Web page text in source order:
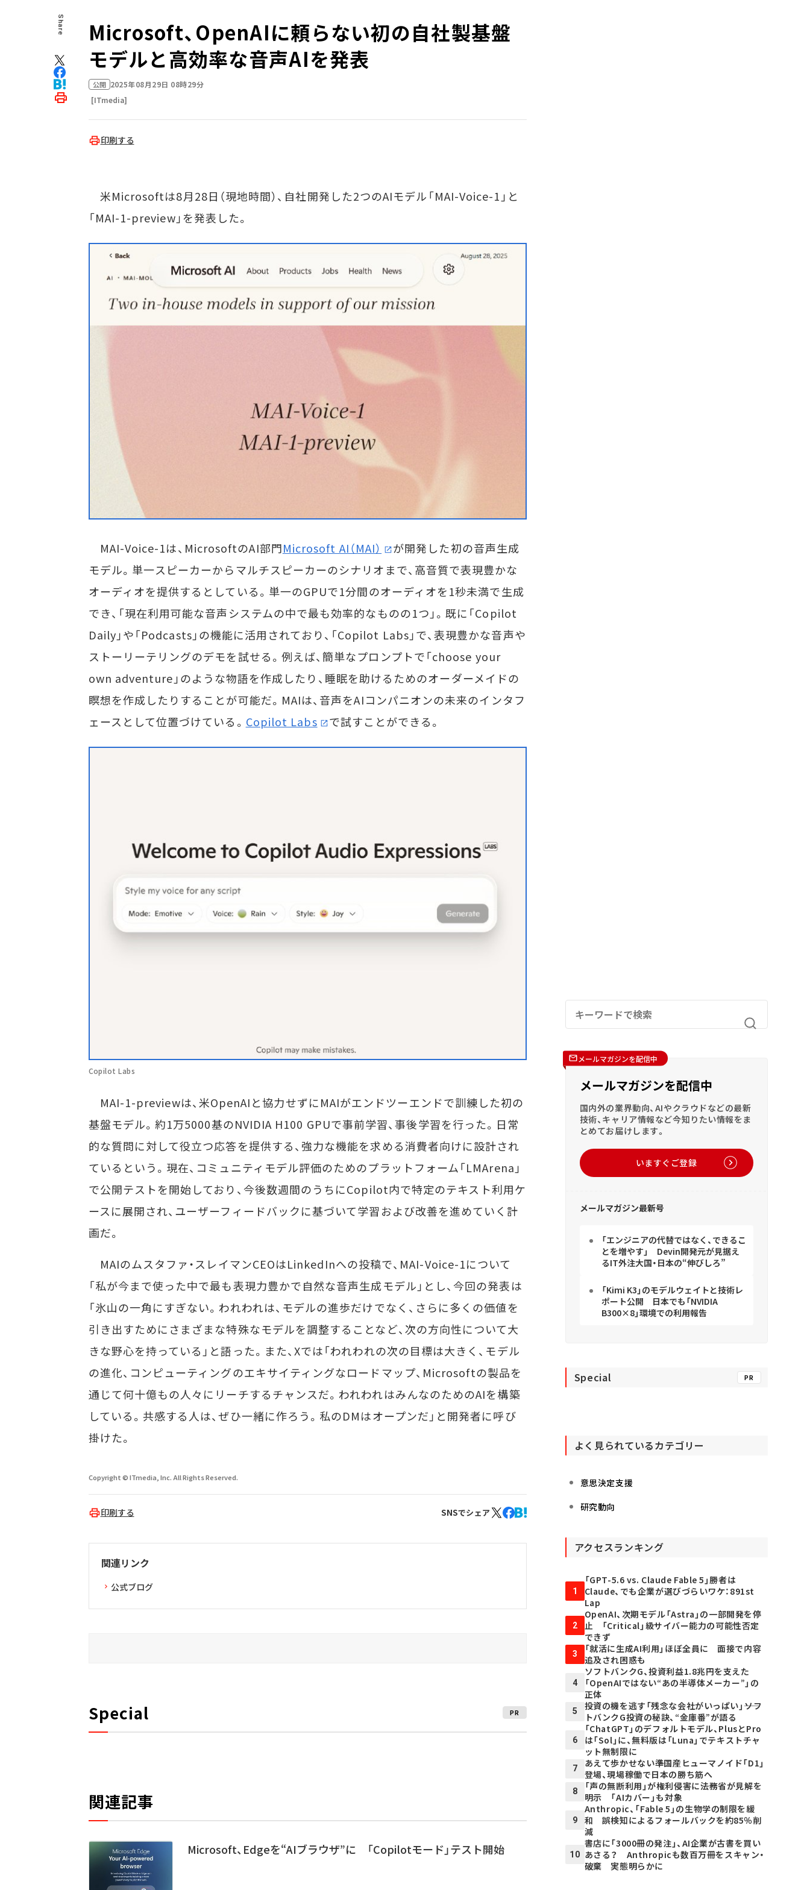
Share
Microsoft、OpenAIに頼らない初の自社製基盤
モデルと高効率な音声AIを発表
公開 2025年08月29日 08時29分
[ITmedia]
印刷する
米Microsoftは8月28日（現地時間）、自社開発した2つのAIモデル「MAI-Voice-1」と
「MAI-1-preview」を発表した。
MAI-Voice-1は、MicrosoftのAI部門Microsoft AI（MAI）
が開発した初の音声生成
モデル。単一スピーカーからマルチスピーカーのシナリオまで、高音質で表現豊かな
オーディオを提供するとしている。単一のGPUで1分間のオーディオを1秒未満で生成
でき、「現在利用可能な音声システムの中で最も効率的なものの1つ」。既に「Copilot
Daily」や「Podcasts」の機能に活用されており、「Copilot Labs」で、表現豊かな音声や
ストーリーテリングのデモを試せる。例えば、簡単なプロンプトで「choose your
own adventure」のような物語を作成したり、睡眠を助けるためのオーダーメイドの
瞑想を作成したりすることが可能だ。MAIは、音声をAIコンパニオンの未来のインタフ
ェースとして位置づけている。 Copilot Labs で試すことができる。
Copilot Labs
MAI-1-previewは、米OpenAIと協力せずにMAIがエンドツーエンドで訓練した初の
基盤モデル。約1万5000基のNVIDIA H100 GPUで事前学習、事後学習を行った。日常
的な質問に対して役立つ応答を提供する、強力な機能を求める消費者向けに設計され
ているという。現在、コミュニティモデル評価のためのプラットフォーム「LMArena」
で公開テストを開始しており、今後数週間のうちにCopilot内で特定のテキスト利用ケ
ースに展開され、ユーザーフィードバックに基づいて学習および改善を進めていく計
画だ。
MAIのムスタファ・スレイマンCEOはLinkedInへの投稿で、MAI-Voice-1について
「私が今まで使った中で最も表現力豊かで自然な音声生成モデル」とし、今回の発表は
「氷山の一角にすぎない。われわれは、モデルの進歩だけでなく、さらに多くの価値を
引き出すためにさまざまな特殊なモデルを調整することなど、次の方向性について大
きな野心を持っている」と語った。また、Xでは「われわれの次の目標は大きく、モデル
の進化、コンピューティングのエキサイティングなロードマップ、Microsoftの製品を
通じて何十億もの人々にリーチするチャンスだ。われわれはみんなのためのAIを構築
している。共感する人は、ぜひ一緒に作ろう。私のDMはオープンだ」と開発者に呼び
掛けた。
Copyright © ITmedia, Inc. All Rights Reserved.
印刷する SNSでシェア
関連リンク
公式ブログ
Special PR
関連記事
Microsoft、Edgeを“AIブラウザ”に 「Copilotモード」テスト開始
メールマガジンを配信中
メールマガジンを配信中
国内外の業界動向、AIやクラウドなどの最新
技術、キャリア情報など今知りたい情報をま
とめてお届けします。
いますぐご登録
メールマガジン最新号
「エンジニアの代替ではなく、できるこ
とを増やす」 Devin開発元が見据え
るIT外注大国・日本の“伸びしろ”
「Kimi K3」のモデルウェイトと技術レ
ポート公開 日本でも「NVIDIA
B300×8」環境での利用報告
Special PR
よく見られているカテゴリー
意思決定支援
研究動向
アクセスランキング
1
「GPT-5.6 vs. Claude Fable 5」勝者は
Claude、でも企業が選びづらいワケ：891st
Lap
2
OpenAI、次期モデル「Astra」の一部開発を停
止 「Critical」級サイバー能力の可能性否定
できず
3
「就活に生成AI利用」ほぼ全員に 面接で内容
追及され困惑も
4
ソフトバンクG、投資利益1.8兆円を支えた
「OpenAIではない“あの半導体メーカー”」の
正体
5
投資の機を逃す「残念な会社がいっぱい」――ソフ
トバンクG投資の秘訣、“金庫番”が語る
6
「ChatGPT」のデフォルトモデル、PlusとPro
は「Sol」に、無料版は「Luna」でテキストチャ
ット無制限に
7
あえて歩かせない――準国産ヒューマノイド「D1」
登場、現場稼働で日本の勝ち筋へ
8
「声の無断利用」が権利侵害に――法務省が見解を
明示 「AIカバー」も対象
9
Anthropic、「Fable 5」の生物学の制限を緩
和 誤検知によるフォールバックを約85％削
減
10
書店に「3000冊の発注」、AI企業が古書を買い
あさる？ Anthropicも数百万冊をスキャン・
破棄 実態明らかに